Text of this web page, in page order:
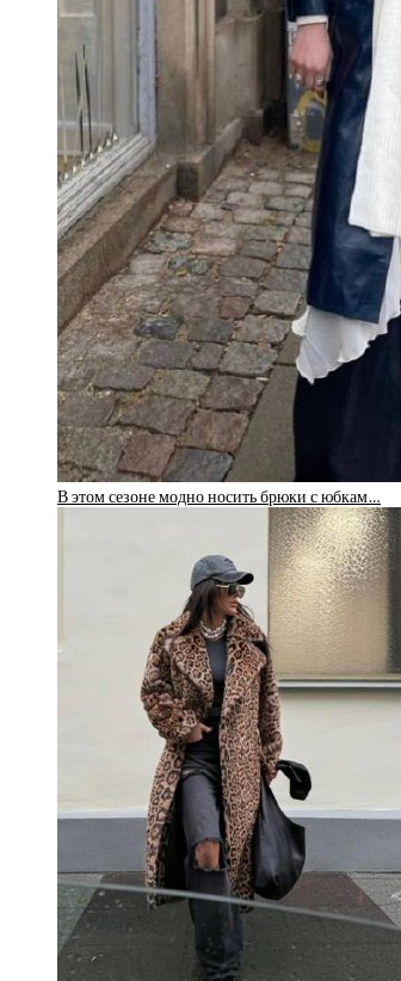
В этом сезоне модно носить брюки с юбкам…